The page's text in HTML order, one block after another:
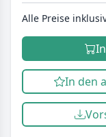
Alle Preise
In den